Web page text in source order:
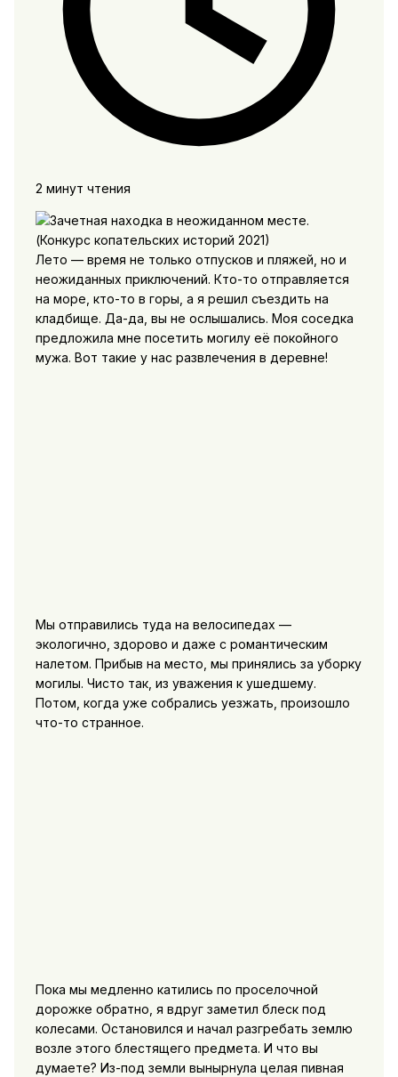
2 минут чтения
Лето — время не только отпусков и пляжей, но и
неожиданных приключений. Кто-то отправляется
на море, кто-то в горы, а я решил съездить на
кладбище. Да-да, вы не ослышались. Моя соседка
предложила мне посетить могилу её покойного
мужа. Вот такие у нас развлечения в деревне!
Мы отправились туда на велосипедах —
экологично, здорово и даже с романтическим
налетом. Прибыв на место, мы принялись за уборку
могилы. Чисто так, из уважения к ушедшему.
Потом, когда уже собрались уезжать, произошло
что-то странное.
Пока мы медленно катились по проселочной
дорожке обратно, я вдруг заметил блеск под
колесами. Остановился и начал разгребать землю
возле этого блестящего предмета. И что вы
думаете? Из-под земли вынырнула целая пивная